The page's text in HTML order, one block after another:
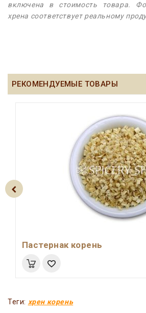
включена в стоимость товара.
хрена соответствует реальному
РЕКОМЕНДУЕМЫЕ ТОВАРЫ
Пастернак корень
Теги: хрен корень